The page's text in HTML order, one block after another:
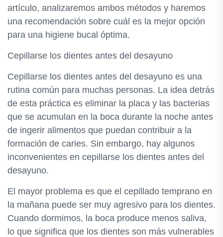
artículo, analizaremos ambos métodos y haremos
una recomendación sobre cuál es la mejor opción
para una higiene bucal óptima.
Cepillarse los dientes antes del desayuno
Cepillarse los dientes antes del desayuno es una
rutina común para muchas personas. La idea detrás
de esta práctica es eliminar la placa y las bacterias
que se acumulan en la boca durante la noche antes
de ingerir alimentos que puedan contribuir a la
formación de caries. Sin embargo, hay algunos
inconvenientes en cepillarse los dientes antes del
desayuno.
El mayor problema es que el cepillado temprano en
la mañana puede ser muy agresivo para los dientes.
Cuando dormimos, la boca produce menos saliva,
lo que significa que los dientes son más vulnerables